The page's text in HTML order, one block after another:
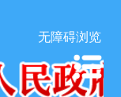
无障碍浏览